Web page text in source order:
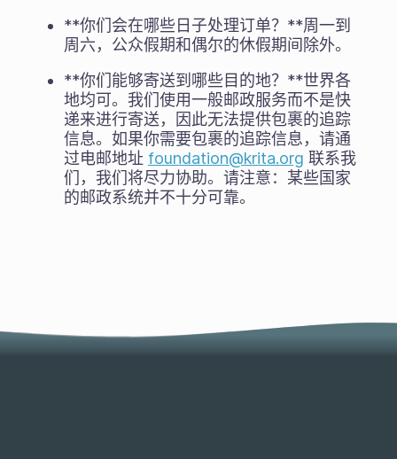
**你们会在哪些日子处理订单？**周一到
周六，公众假期和偶尔的休假期间除外。
**你们能够寄送到哪些目的地？**世界各
地均可。我们使用一般邮政服务而不是快
递来进行寄送，因此无法提供包裹的追踪
信息。如果你需要包裹的追踪信息，请通
过电邮地址 foundation@krita.org 联系我
们，我们将尽力协助。请注意：某些国家
的邮政系统并不十分可靠。